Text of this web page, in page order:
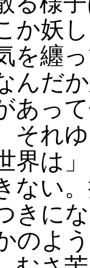
か妖
を纏
んだ
あっ
それ
界は
ない
きに
のよ